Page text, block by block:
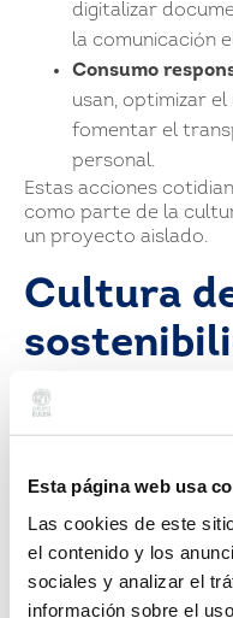
Esta página web usa
Las cookies de este
el contenido y los
sociales y analizar el
información sobre el
digitalizar
la comunicación
Consumo
usan, optimizar
fomentar el
personal.
Estas acciones
como parte de la
un proyecto aislado.
Cultura
No basta con tener
equipo comprenda,
activamente en la